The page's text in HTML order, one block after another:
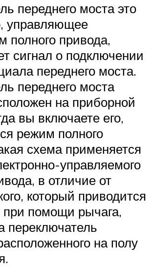
переднего моста это
управляющее
полного привода,
сигнал о подключении
переднего моста.
переднего моста
на приборной
вы включаете его,
режим полного
схема применяется
управляемого
в отличие от
который приводится
при помощи рычага,
переключатель
на полу